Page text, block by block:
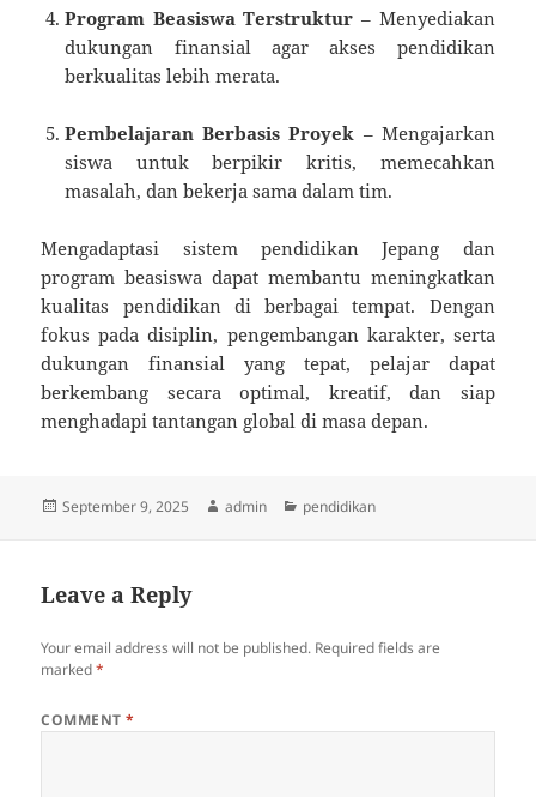
Program Beasiswa Terstruktur – Menyediakan
dukungan finansial agar akses pendidikan
berkualitas lebih merata.
Pembelajaran Berbasis Proyek – Mengajarkan
siswa untuk berpikir kritis, memecahkan
masalah, dan bekerja sama dalam tim.
Mengadaptasi sistem pendidikan Jepang dan
program beasiswa dapat membantu meningkatkan
kualitas pendidikan di berbagai tempat. Dengan
fokus pada disiplin, pengembangan karakter, serta
dukungan finansial yang tepat, pelajar dapat
berkembang secara optimal, kreatif, dan siap
menghadapi tantangan global di masa depan.
Posted
September 9, 2025 Author
admin Categories
pendidikan
Leave a Reply
Your email address will not be published. Required fields are
marked*
COMMENT*